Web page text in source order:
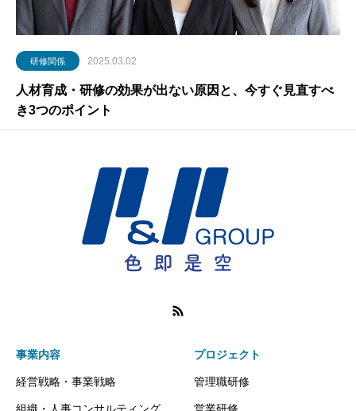
研修関係 2025.03.02
人材育成・研修の効果が出ない原因と、今すぐ見直すべ
き3つのポイント
事業内容
経営戦略・事業戦略
プロジェクト
管理職研修